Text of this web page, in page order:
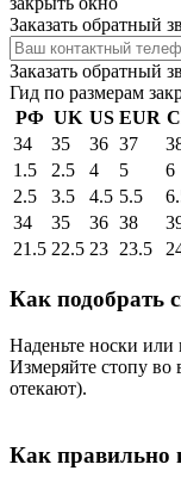
Заказать обратный
Заказать обратный
Гид по размерам
РФ UK US EUR
34
35 36 37
1.5
2.5 4 5 6
2.5
3.5 4.5 5.5
34
35 36 38
21.5 22.5 23 23.5
Как подобрать
Наденьте носки или
Измеряйте стопу во
отекают).
Как правильно